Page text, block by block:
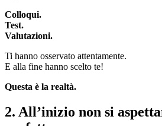
Colloqui.
Test.
Valutazioni.
Ti hanno osservato attentamente.
E alla fine hanno scelto te!
Questa è la realtà.
2. All’inizio non si